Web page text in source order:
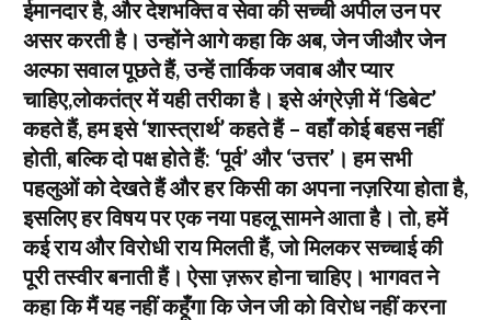
ईमानदार है, और देशभक्ति व सेवा की सच्ची अपील उन पर
असर करती है। उन्होंने आगे कहा कि अब, जेन जीऔर जेन
अल्फा सवाल पूछते हैं, उन्हें तार्किक जवाब और प्यार
चाहिए,लोकतंत्र में यही तरीका है। इसे अंग्रेज़ी में ‘डिबेट’
कहते हैं, हम इसे ‘शास्त्रार्थ’ कहते हैं – वहाँ कोई बहस नहीं
होती, बल्कि दो पक्ष होते हैं: ‘पूर्व’ और ‘उत्तर’। हम सभी
पहलुओं को देखते हैं और हर किसी का अपना नज़रिया होता है,
इसलिए हर विषय पर एक नया पहलू सामने आता है। तो, हमें
कई राय और विरोधी राय मिलती हैं, जो मिलकर सच्चाई की
पूरी तस्वीर बनाती हैं। ऐसा ज़रूर होना चाहिए। भागवत ने
कहा कि मैं यह नहीं कहूँगा कि जेन जी को विरोध नहीं करना